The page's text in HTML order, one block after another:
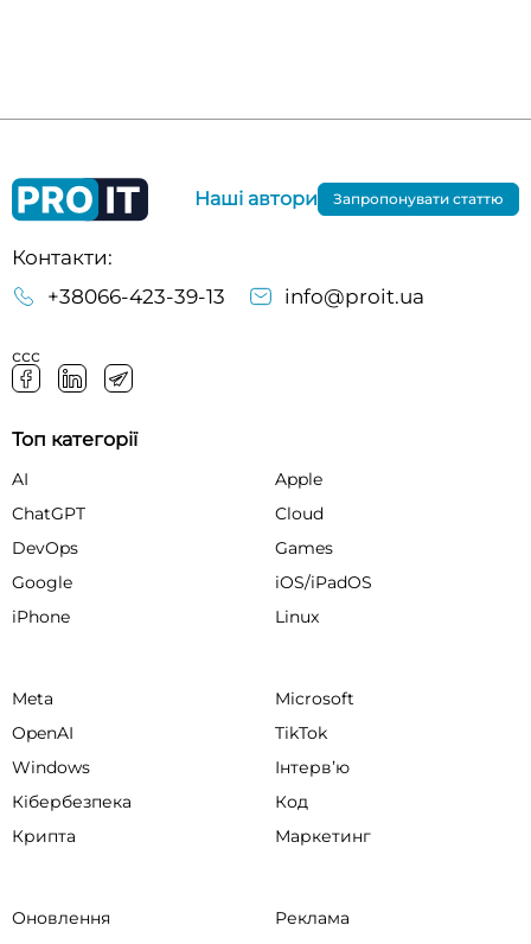
Контакти:
+38066-423-39-13
info@proit.ua
ссс
Наші автори Запропонувати статтю
Топ категорії
AI
Apple
ChatGPT
Cloud
DevOps
Games
Google
iOS/iPadOS
iPhone
Linux
Meta
Microsoft
OpenAI
TikTok
Windows
Інтервʼю
Кібербезпека
Код
Крипта
Маркетинг
Оновлення
Реклама